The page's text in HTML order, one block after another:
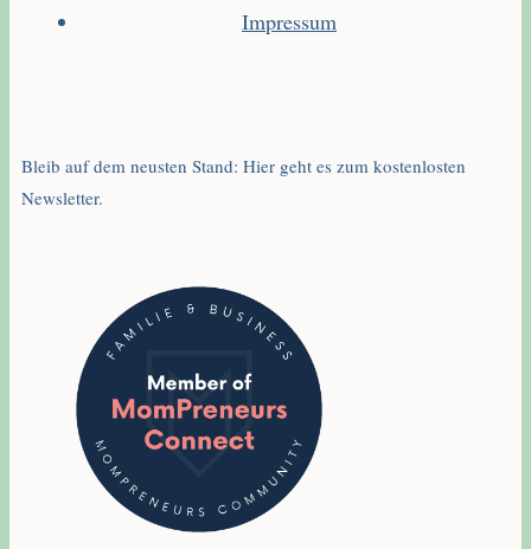
Impressum
Bleib auf dem neusten Stand: Hier geht es zum kostenlosten
Newsletter.